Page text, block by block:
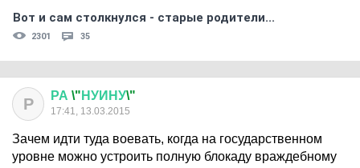
Вот и сам столкнулся - старые родители...
2301 35
Р РА \" НУИНУ\"
17:41, 13.03.2015
Зачем идти туда воевать, когда на государственном
уровне можно устроить полную блокаду враждебному